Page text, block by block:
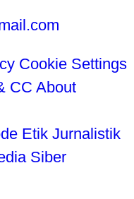
Cookie Settings
CC About
Etik Jurnalistik
Siber